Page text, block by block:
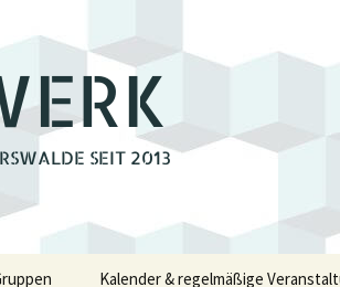
SEIT 2013
Kalender & regelmäßige